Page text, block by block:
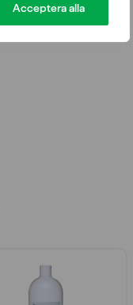
Acceptera alla